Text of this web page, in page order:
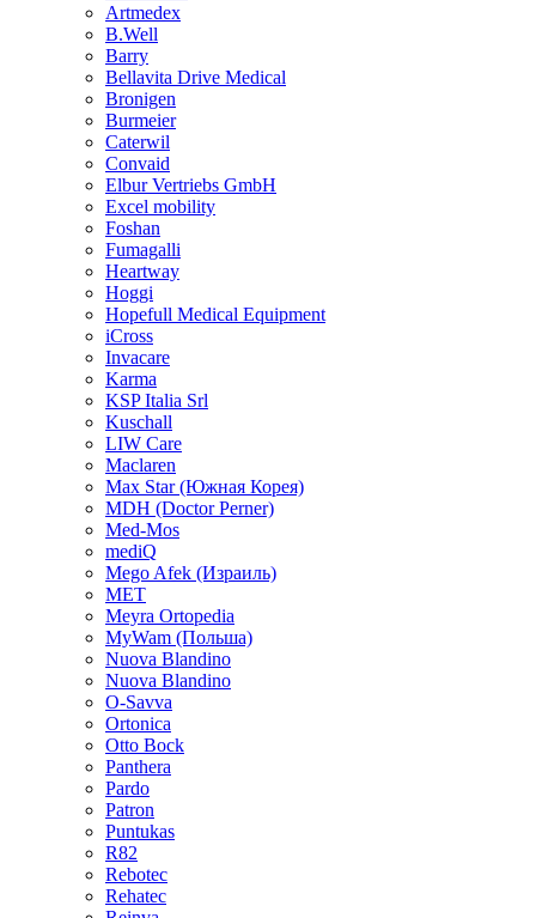
Artmedex
B.Well
Barry
Bellavita Drive Medical
Bronigen
Burmeier
Caterwil
Convaid
Elbur Vertriebs GmbH
Excel mobility
Foshan
Fumagalli
Heartway
Hoggi
Hopefull Medical Equipment
iCross
Invacare
Karma
KSP Italia Srl
Kuschall
LIW Care
Maclaren
Max Star (Южная Корея)
MDH (Doctor Perner)
Med-Mos
mediQ
Mego Afek (Израиль)
MET
Meyra Ortopedia
MyWam (Польша)
Nuova Blandino
Nuova Blandino
O-Savva
Ortonica
Otto Bock
Panthera
Pardo
Patron
Puntukas
R82
Rebotec
Rehatec